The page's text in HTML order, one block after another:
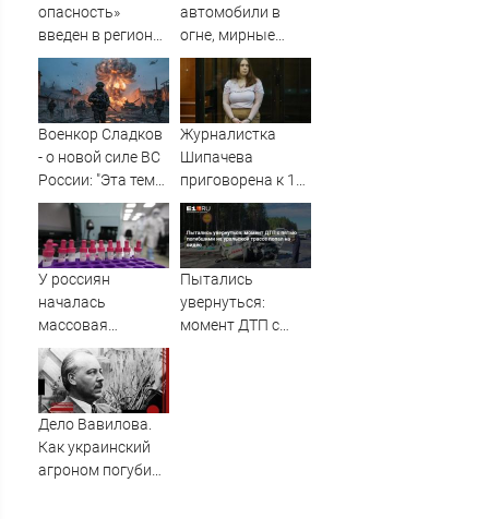
опасность»
введен в регионах
Поволжья
автомобили в
огне, мирные
жители погибли:
что известно о
налетах дронов
на Россию
Военкор Сладков
- о новой силе ВС
России: "Эта тема
очень пугает
украинское
военное
командование"
Журналистка
Шипачева
приговорена к 12
годам колонии за
госизмену
У россиян
началась
массовая
нехватка важного
вещества в
организме
Пытались
увернуться:
момент ДТП с
Дело Вавилова.
Как украинский
агроном погубил